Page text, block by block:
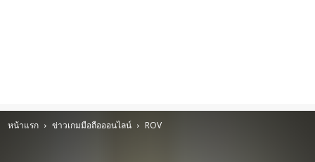
หน้าแรก ข่าวเกมมือถือออนไลน์ ROV